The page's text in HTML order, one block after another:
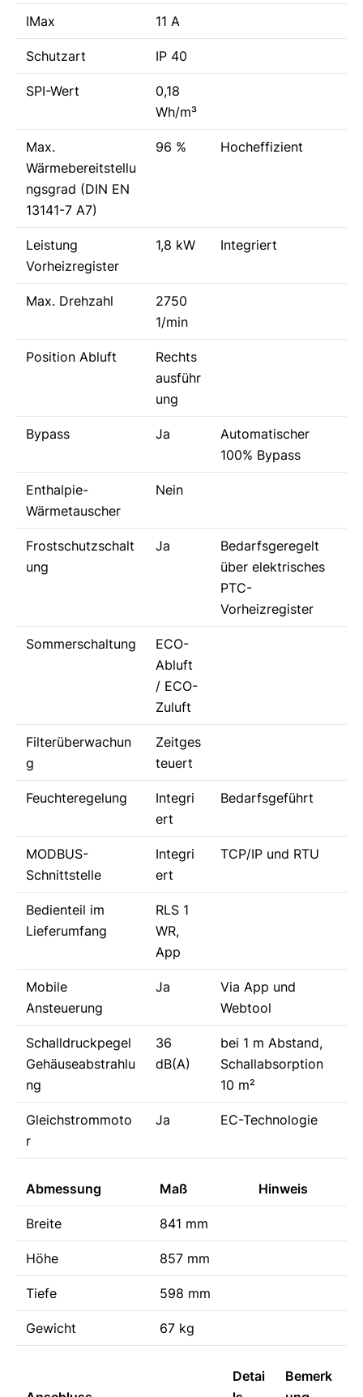
IMax 11 A
Schutzart IP 40
SPI-Wert
0,18
Wh/m³
Max.
Wärmebereitstellu
ngsgrad (DIN EN
13141-7 A7)
96 % Hocheffizient
Leistung
Vorheizregister
1,8 kW Integriert
Max. Drehzahl
2750
1/min
Position Abluft
Rechts
ausführ
ung
Bypass Ja
Automatischer
100% Bypass
Enthalpie-
Wärmetauscher
Nein
Frostschutzschalt
ung
Ja
Bedarfsgeregelt
über elektrisches
PTC-
Vorheizregister
Sommerschaltung
ECO-
Abluft
/ ECO-
Zuluft
Filterüberwachun
g
Zeitges
teuert
Feuchteregelung
Integri
ert
Bedarfsgeführt
MODBUS-
Schnittstelle
Integri
ert
TCP/IP und RTU
Bedienteil im
Lieferumfang
RLS 1
WR,
App
Mobile
Ansteuerung
Ja
Via App und
Webtool
Schalldruckpegel
Gehäuseabstrahlu
ng
36
dB(A)
bei 1 m Abstand,
Schallabsorption
10 m²
Gleichstrommoto
r
Ja EC-Technologie
Abmessung Maß Hinweis
Breite 841 mm
Höhe 857 mm
Tiefe 598 mm
Gewicht 67 kg
Detai
Bemerk